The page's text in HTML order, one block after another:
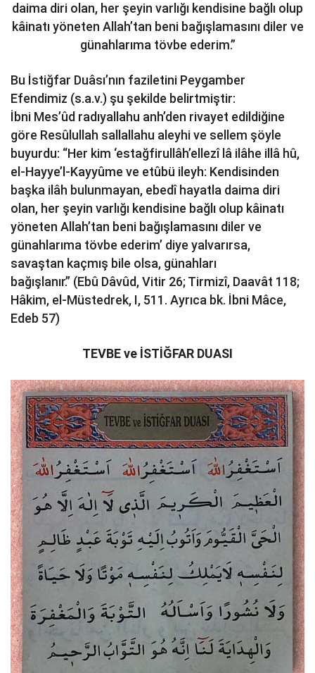
daima diri olan, her şeyin varlığı kendisine bağlı olup
kâinatı yöneten Allah’tan beni bağışlamasını diler ve
günahlarıma tövbe ederim.”
Bu İstiğfar Duâsı’nın faziletini Peygamber
Efendimiz (s.a.v.) şu şekilde belirtmiştir:
İbni Mes’ûd radıyallahu anh’den rivayet edildiğine
göre Resûlullah sallallahu aleyhi ve sellem şöyle
buyurdu: “Her kim ‘estağfirullâh’ellezî lâ ilâhe illâ hû,
el-Hayye’l-Kayyûme ve etûbü ileyh: Kendisinden
başka ilâh bulunmayan, ebedî hayatla daima diri
olan, her şeyin varlığı kendisine bağlı olup kâinatı
yöneten Allah’tan beni bağışlamasını diler ve
günahlarıma tövbe ederim’ diye yalvarırsa,
savaştan kaçmış bile olsa, günahları
bağışlanır.” (Ebû Dâvûd, Vitir 26; Tirmizî, Daavât 118;
Hâkim, el-Müstedrek, I, 511. Ayrıca bk. İbni Mâce,
Edeb 57)
TEVBE ve İSTİĞFAR DUASI